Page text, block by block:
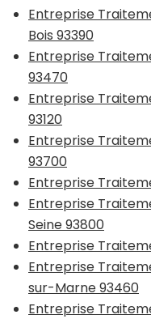
Entreprise
Bois 93390
Entreprise
93470
Entreprise
93120
Entreprise
93700
Entreprise
Entreprise
Seine 93800
Entreprise
Entreprise
sur-Marne 93460
Entreprise